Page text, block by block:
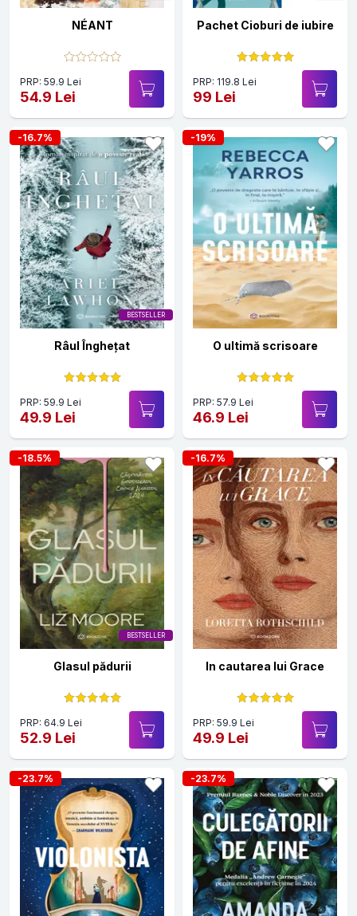
NÉANT
PRP: 59.9 Lei
54.9 Lei
Pachet Cioburi de iubire
PRP: 119.8 Lei
99 Lei
BESTSELLER
-16.7%
Râul Înghețat
PRP: 59.9 Lei
49.9 Lei
-19%
O ultimă scrisoare
PRP: 57.9 Lei
46.9 Lei
BESTSELLER
-18.5%
Glasul pădurii
PRP: 64.9 Lei
52.9 Lei
-16.7%
In cautarea lui Grace
PRP: 59.9 Lei
49.9 Lei
-23.7% -23.7%